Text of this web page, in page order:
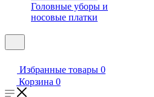
Головные уборы и
носовые платки
Избранные товары 0
Корзина 0